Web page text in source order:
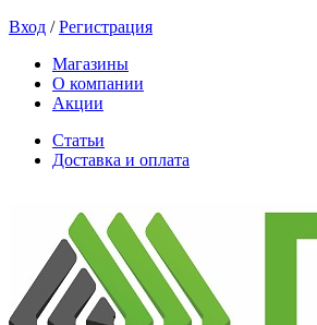
Вход /Регистрация
Магазины
О компании
Акции
Статьи
Доставка и оплата